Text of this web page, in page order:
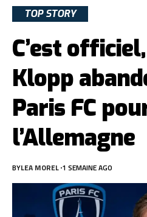
TOP STORY
C’est
Klopp
Paris FC
l’Allemagne
BYLEA MOREL 1 SEMAINE AGO